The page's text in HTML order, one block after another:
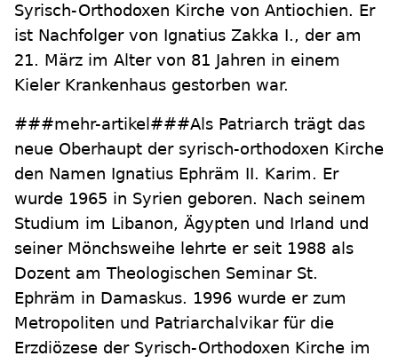
Syrisch-Orthodoxen Kirche von Antiochien. Er
ist Nachfolger von Ignatius Zakka I., der am
21. März im Alter von 81 Jahren in einem
Kieler Krankenhaus gestorben war.
###mehr-artikel###Als Patriarch trägt das
neue Oberhaupt der syrisch-orthodoxen Kirche
den Namen Ignatius Ephräm II. Karim. Er
wurde 1965 in Syrien geboren. Nach seinem
Studium im Libanon, Ägypten und Irland und
seiner Mönchsweihe lehrte er seit 1988 als
Dozent am Theologischen Seminar St.
Ephräm in Damaskus. 1996 wurde er zum
Metropoliten und Patriarchalvikar für die
Erzdiözese der Syrisch-Orthodoxen Kirche im